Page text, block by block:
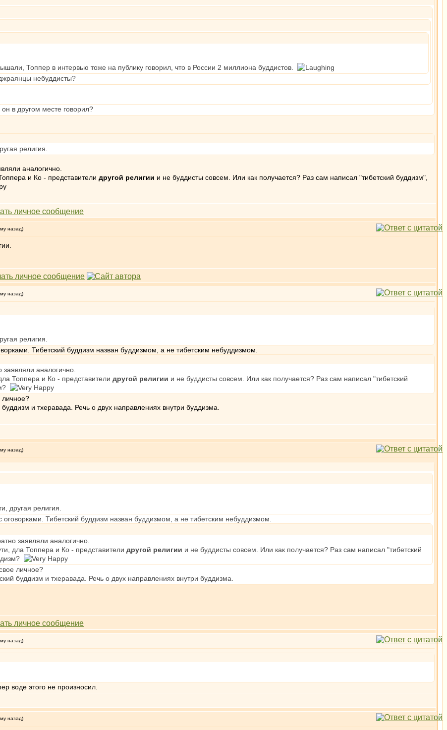
Топпер в интервью тоже на публику говорил, что в России 2 миллиона буддистов.
небуддисты?
в другом месте говорил?
религия.
аналогично.
и Ко - представители другой религии и не буддисты совсем. Или как получается? Раз сам написал "тибетский буддизм",
назад)
назад)
религия.
Тибетский буддизм назван буддизмом, а не тибетским небуддизмом.
аналогично.
Топпера и Ко - представители другой религии и не буддисты совсем. Или как получается? Раз сам написал "тибетский
и тхеравада. Речь о двух направлениях внутри буддизма.
назад)
другая религия.
Тибетский буддизм назван буддизмом, а не тибетским небуддизмом.
заявляли аналогично.
дла Топпера и Ко - представители другой религии и не буддисты совсем. Или как получается? Раз сам написал "тибетский
личное?
буддизм и тхеравада. Речь о двух направлениях внутри буддизма.
назад)
воде этого не произносил.
назад)